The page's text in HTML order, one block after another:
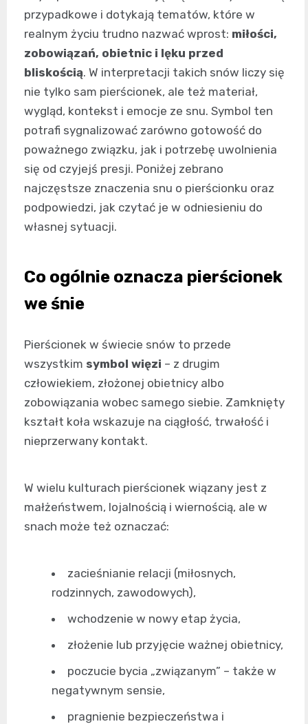
przypadkowe i dotykają tematów, które w
realnym życiu trudno nazwać wprost: miłości,
zobowiązań, obietnic i lęku przed
bliskością. W interpretacji takich snów liczy się
nie tylko sam pierścionek, ale też materiał,
wygląd, kontekst i emocje ze snu. Symbol ten
potrafi sygnalizować zarówno gotowość do
poważnego związku, jak i potrzebę uwolnienia
się od czyjejś presji. Poniżej zebrano
najczęstsze znaczenia snu o pierścionku oraz
podpowiedzi, jak czytać je w odniesieniu do
własnej sytuacji.
Co ogólnie oznacza pierścionek
we śnie
Pierścionek w świecie snów to przede
wszystkim symbol więzi – z drugim
człowiekiem, złożonej obietnicy albo
zobowiązania wobec samego siebie. Zamknięty
kształt koła wskazuje na ciągłość, trwałość i
nieprzerwany kontakt.
W wielu kulturach pierścionek wiązany jest z
małżeństwem, lojalnością i wiernością, ale w
snach może też oznaczać:
zacieśnianie relacji (miłosnych,
rodzinnych, zawodowych),
wchodzenie w nowy etap życia,
złożenie lub przyjęcie ważnej obietnicy,
poczucie bycia „związanym” – także w
negatywnym sensie,
pragnienie bezpieczeństwa i